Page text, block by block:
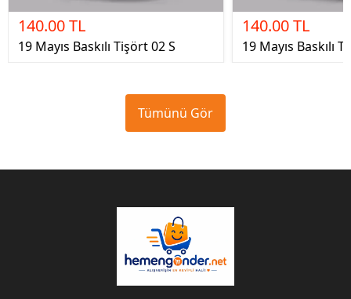
140.00 TL
19 Mayıs Baskılı Tişört 02 S
140.00 TL
19 Mayıs Baskılı
Tümünü Gör